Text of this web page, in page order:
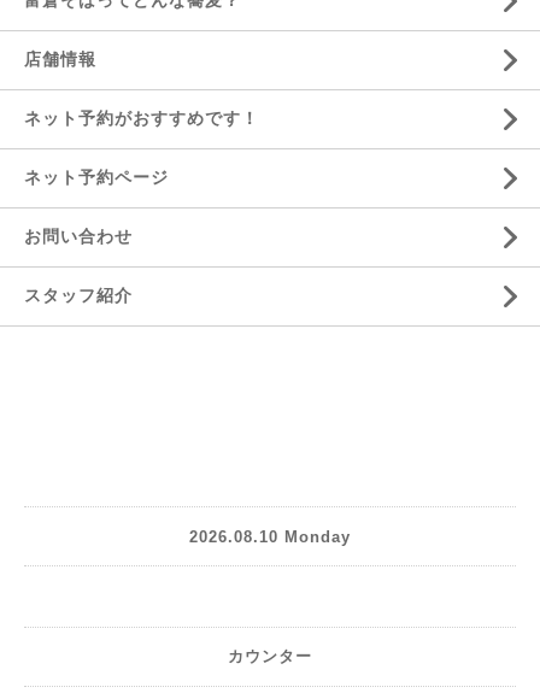
店舗情報
ネット予約がおすすめです！
ネット予約ページ
お問い合わせ
スタッフ紹介
2026.08.10 Monday
カウンター